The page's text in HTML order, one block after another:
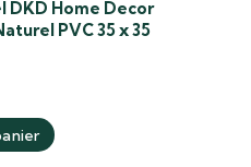
DKD Home Decor
PVC 35 x 35